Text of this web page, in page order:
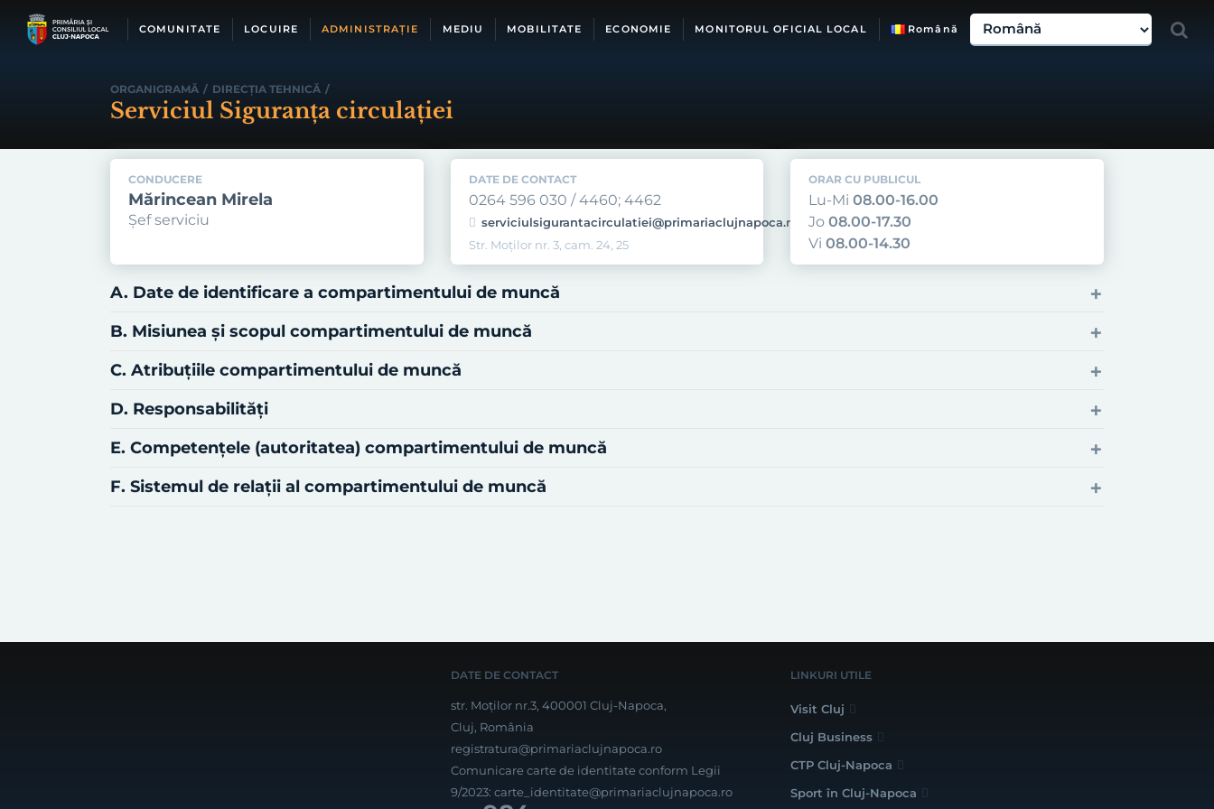
COMUNITATE LOCUIRE ADMINISTRAȚIE MEDIU MOBILITATE ECONOMIE MONITORUL OFICIAL LOCAL Română
ORGANIGRAMĂ / DIRECŢIA TEHNICĂ /
Serviciul Siguranţa circulaţiei
CONDUCERE
Mărincean Mirela
Șef serviciu
DATE DE CONTACT
0264 596 030 / 4460; 4462
serviciulsigurantacirculatiei@primariaclujnapoca.ro
Str. Moţilor nr. 3, cam. 24, 25
ORAR CU PUBLICUL
Lu-Mi08.00-16.00
Jo08.00-17.30
Vi08.00-14.30
A. Date de identificare a compartimentului de muncă
B. Misiunea şi scopul compartimentului de muncă
C. Atribuţiile compartimentului de muncă
D. Responsabilităţi
E. Competenţele (autoritatea) compartimentului de muncă
F. Sistemul de relaţii al compartimentului de muncă
DATE DE CONTACT
str. Moților nr.3, 400001 Cluj-Napoca,
Cluj, România
registratura@primariaclujnapoca.ro
Comunicare carte de identitate conform Legii
9/2023: carte_identitate@primariaclujnapoca.ro
LINKURI UTILE
Visit Cluj
Cluj Business
CTP Cluj-Napoca
Sport în Cluj-Napoca